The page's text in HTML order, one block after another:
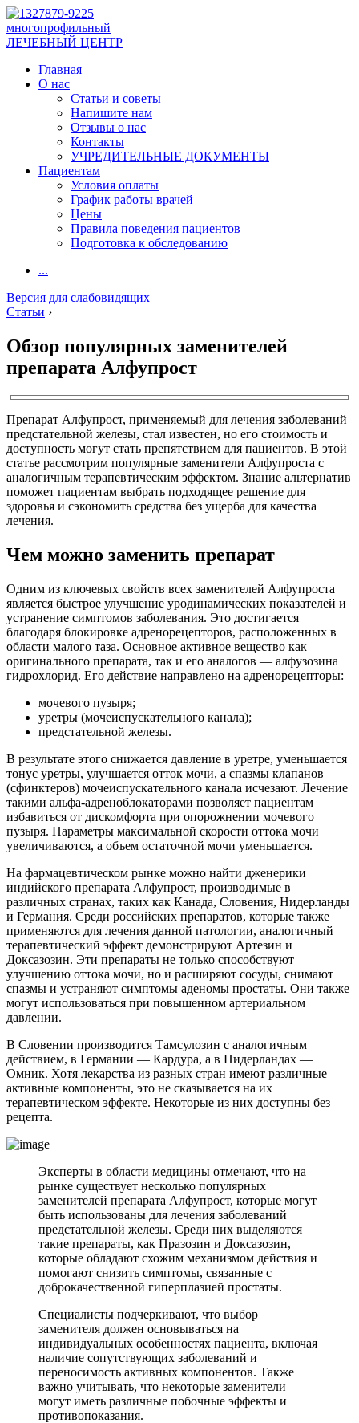
многопрофильный
ЛЕЧЕБНЫЙ ЦЕНТР
Главная
О нас
Статьи и советы
Напишите нам
Отзывы о нас
Контакты
УЧРЕДИТЕЛЬНЫЕ ДОКУМЕНТЫ
Пациентам
Условия оплаты
График работы врачей
Цены
Правила поведения пациентов
Подготовка к обследованию
...
Версия для слабовидящих
Статьи ›
Обзор популярных заменителей
препарата Алфупрост
Препарат Алфупрост, применяемый для лечения заболеваний
предстательной железы, стал известен, но его стоимость и
доступность могут стать препятствием для пациентов. В этой
статье рассмотрим популярные заменители Алфупроста с
аналогичным терапевтическим эффектом. Знание альтернатив
поможет пациентам выбрать подходящее решение для
здоровья и сэкономить средства без ущерба для качества
лечения.
Чем можно заменить препарат
Одним из ключевых свойств всех заменителей Алфупроста
является быстрое улучшение уродинамических показателей и
устранение симптомов заболевания. Это достигается
благодаря блокировке адренорецепторов, расположенных в
области малого таза. Основное активное вещество как
оригинального препарата, так и его аналогов — алфузозина
гидрохлорид. Его действие направлено на адренорецепторы:
мочевого пузыря;
уретры (мочеиспускательного канала);
предстательной железы.
В результате этого снижается давление в уретре, уменьшается
тонус уретры, улучшается отток мочи, а спазмы клапанов
(сфинктеров) мочеиспускательного канала исчезают. Лечение
такими альфа-адреноблокаторами позволяет пациентам
избавиться от дискомфорта при опорожнении мочевого
пузыря. Параметры максимальной скорости оттока мочи
увеличиваются, а объем остаточной мочи уменьшается.
На фармацевтическом рынке можно найти дженерики
индийского препарата Алфупрост, производимые в
различных странах, таких как Канада, Словения, Нидерланды
и Германия. Среди российских препаратов, которые также
применяются для лечения данной патологии, аналогичный
терапевтический эффект демонстрируют Артезин и
Доксазозин. Эти препараты не только способствуют
улучшению оттока мочи, но и расширяют сосуды, снимают
спазмы и устраняют симптомы аденомы простаты. Они также
могут использоваться при повышенном артериальном
давлении.
В Словении производится Тамсулозин с аналогичным
действием, в Германии — Кардура, а в Нидерландах —
Омник. Хотя лекарства из разных стран имеют различные
активные компоненты, это не сказывается на их
терапевтическом эффекте. Некоторые из них доступны без
рецепта.
Эксперты в области медицины отмечают, что на
рынке существует несколько популярных
заменителей препарата Алфупрост, которые могут
быть использованы для лечения заболеваний
предстательной железы. Среди них выделяются
такие препараты, как Празозин и Доксазозин,
которые обладают схожим механизмом действия и
помогают снизить симптомы, связанные с
доброкачественной гиперплазией простаты.
Специалисты подчеркивают, что выбор
заменителя должен основываться на
индивидуальных особенностях пациента, включая
наличие сопутствующих заболеваний и
переносимость активных компонентов. Также
важно учитывать, что некоторые заменители
могут иметь различные побочные эффекты и
противопоказания.